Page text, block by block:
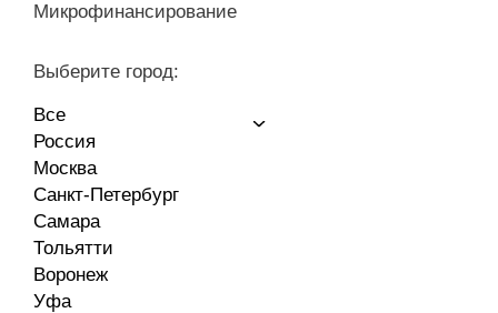
Микрофинансирование
Выберите город:
Все
Россия
Москва
Санкт-Петербург
Самара
Тольятти
Воронеж
Уфа